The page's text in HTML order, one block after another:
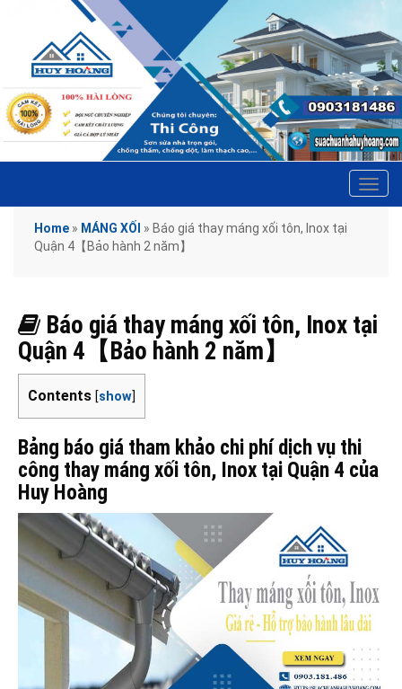
Home » MÁNG XỐI » Báo giá thay máng xối tôn, Inox tại
Quận 4【Bảo hành 2 năm】
Báo giá thay máng xối tôn, Inox tại
Quận 4【Bảo hành 2 năm】
Contents [show]
Bảng báo giá tham khảo chi phí dịch vụ thi
công thay máng xối tôn, Inox tại Quận 4 của
Huy Hoàng